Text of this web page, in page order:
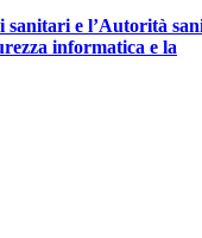
sanitari e l’Autorità
informatica e la